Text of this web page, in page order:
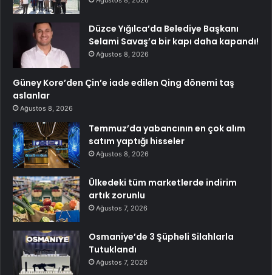
Düzce Yığılca’da Belediye Başkanı
Selami Savaş’a bir kapı daha kapandı!
Ağustos 8, 2026
Güney Kore’den Çin’e iade edilen Qing dönemi taş
aslanlar
Ağustos 8, 2026
Temmuz’da yabancının en çok alım
satım yaptığı hisseler
Ağustos 8, 2026
Ülkedeki tüm marketlerde indirim
artık zorunlu
Ağustos 7, 2026
Osmaniye’de 3 Şüpheli Silahlarla
Tutuklandı
Ağustos 7, 2026